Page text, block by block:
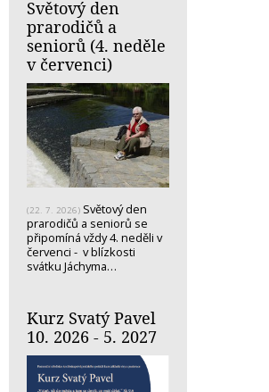
Světový den
prarodičů a
seniorů (4. neděle
v červenci)
(22. 7. 2026) Světový den
prarodičů a seniorů se
připomíná vždy 4. neděli v
červenci - v blízkosti
svátku Jáchyma…
Kurz Svatý Pavel
10. 2026 - 5. 2027